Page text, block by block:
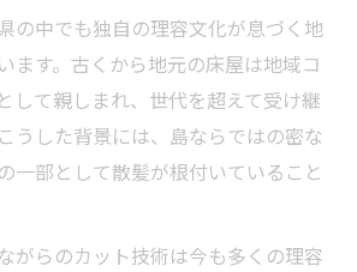
の中でも独自の理容文化が息づく地
ます。古くから地元の床屋は地域コ
して親しまれ、世代を超えて受け継
うした背景には、島ならではの密な
一部として散髪が根付いていること
がらのカット技術は今も多くの理容